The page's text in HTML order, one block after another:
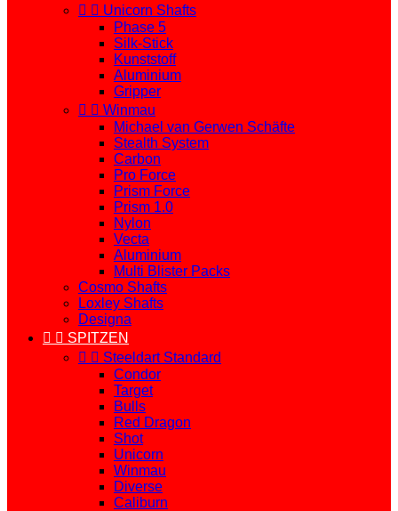
  Unicorn Shafts
Phase 5
Silk-Stick
Kunststoff
Aluminium
Gripper
  Winmau
Michael van Gerwen Schäfte
Stealth System
Carbon
Pro Force
Prism Force
Prism 1.0
Nylon
Vecta
Aluminium
Multi Blister Packs
Cosmo Shafts
Loxley Shafts
Designa
  SPITZEN
  Steeldart Standard
Condor
Target
Bulls
Red Dragon
Shot
Unicorn
Winmau
Diverse
Caliburn